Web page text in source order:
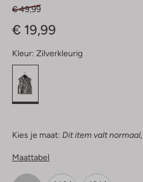
€ 49,99
€ 19,99
Kleur: Zilverkleurig
Kies je maat: Dit item valt
Maattabel